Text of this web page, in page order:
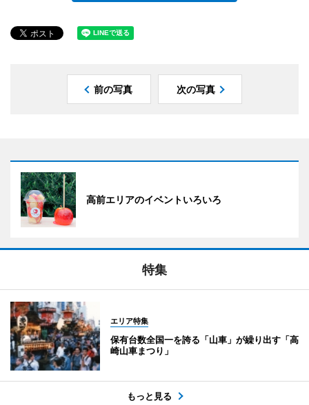
前の写真 次の写真
高前エリアのイベントいろいろ
特集
エリア特集
保有台数全国一を誇る「山車」が繰り出す「高
崎山車まつり」
もっと見る